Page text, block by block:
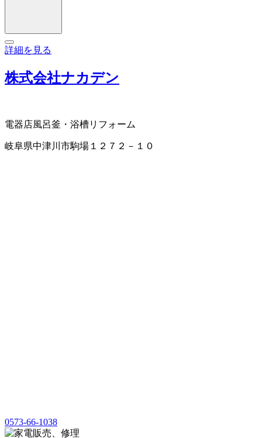
詳細を見る
株式会社ナカデン
電器店風呂釜・浴槽リフォーム
岐阜県中津川市駒場１２７２－１０
0573-66-1038